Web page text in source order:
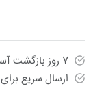
7 روز بازگشت آسان
ارسال سریع